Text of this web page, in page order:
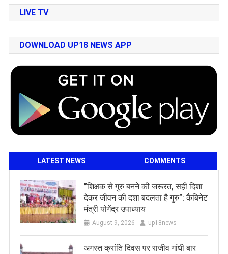
LIVE TV
DOWNLOAD UP18 NEWS APP
LATEST NEWS COMMENTS
​”शिक्षक से गुरु बनने की जरूरत, सही दिशा
देकर जीवन की दशा बदलता है गुरु”: कैबिनेट
मंत्री योगेंद्र उपाध्याय
August 9, 2026 up18news
अगस्त क्रांति दिवस पर राजीव गांधी बार